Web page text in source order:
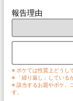
報告理由
※ ボケては性質上どうし
※ 「繰り返し」している
※ 該当するお題やボケ、
す。